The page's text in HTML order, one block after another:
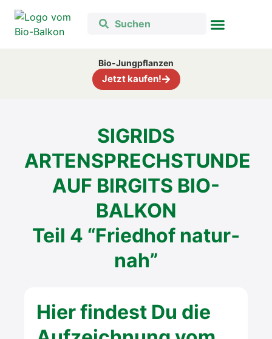
Bio-Jungpflanzen
Jetzt kaufen!
SIGRIDS
ARTENSPRECHSTUNDE
AUF BIRGITS BIO-
BALKON
Teil 4 “Fried­hof natur­
nah”
Hier fin­dest Du die